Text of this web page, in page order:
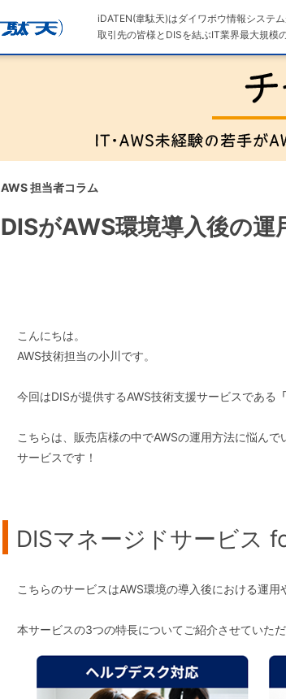
iDATEN(韋駄天)はダイワボウ情報システム
取引先の皆様とDISを結ぶIT業界最大規模
AWS 担当者コラム
DISがAWS環境導入後の運
こんにちは。
AWS技術担当の小川です。
今回はDISが提供するAWS技術支援サービスである
こちらは、販売店様の中でAWSの運用方法に悩ん
サービスです！
DISマネージドサービス
こちらのサービスはAWS環境の導入後における運
本サービスの3つの特長についてご紹介させていただ